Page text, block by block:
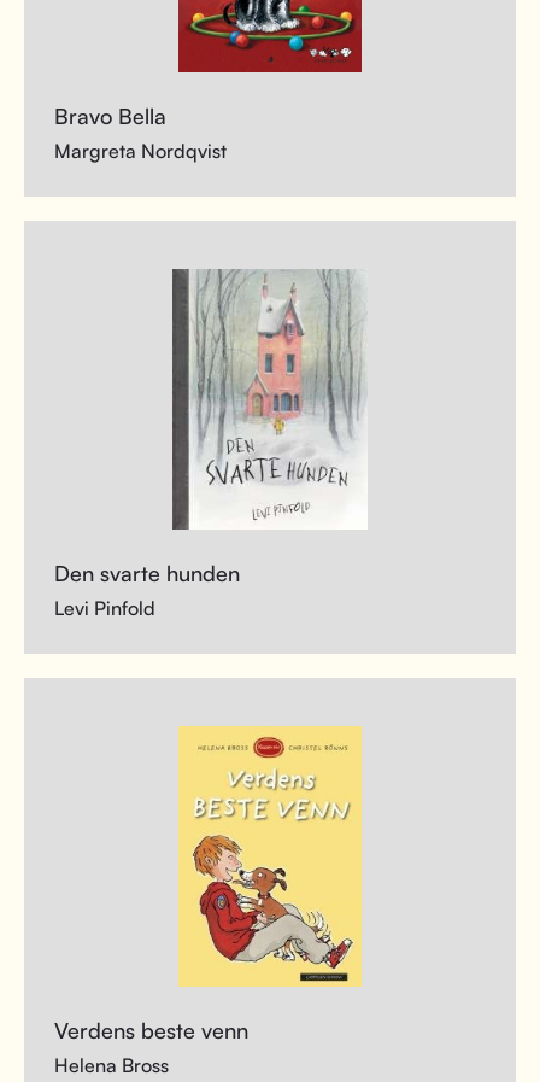
Bravo Bella
Margreta Nordqvist
Den svarte hunden
Levi Pinfold
Verdens beste venn
Helena Bross